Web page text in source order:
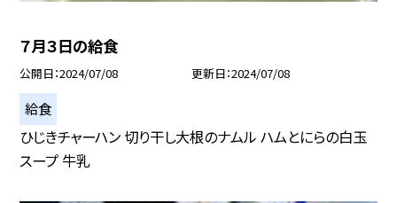
７月３日の給食
公開日 2024/07/08 更新日 2024/07/08
給食
ひじきチャーハン 切り干し大根のナムル ハムとにらの白玉
スープ 牛乳